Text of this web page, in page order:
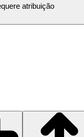
atribuição